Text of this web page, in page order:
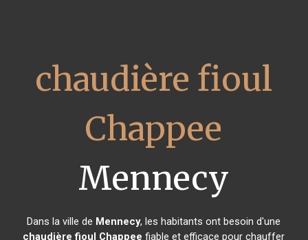
chaudière fioul
Chappee
Mennecy
Dans la ville de Mennecy, les habitants ont besoin d'une
chaudière fioul Chappee fiable et efficace pour chauffer